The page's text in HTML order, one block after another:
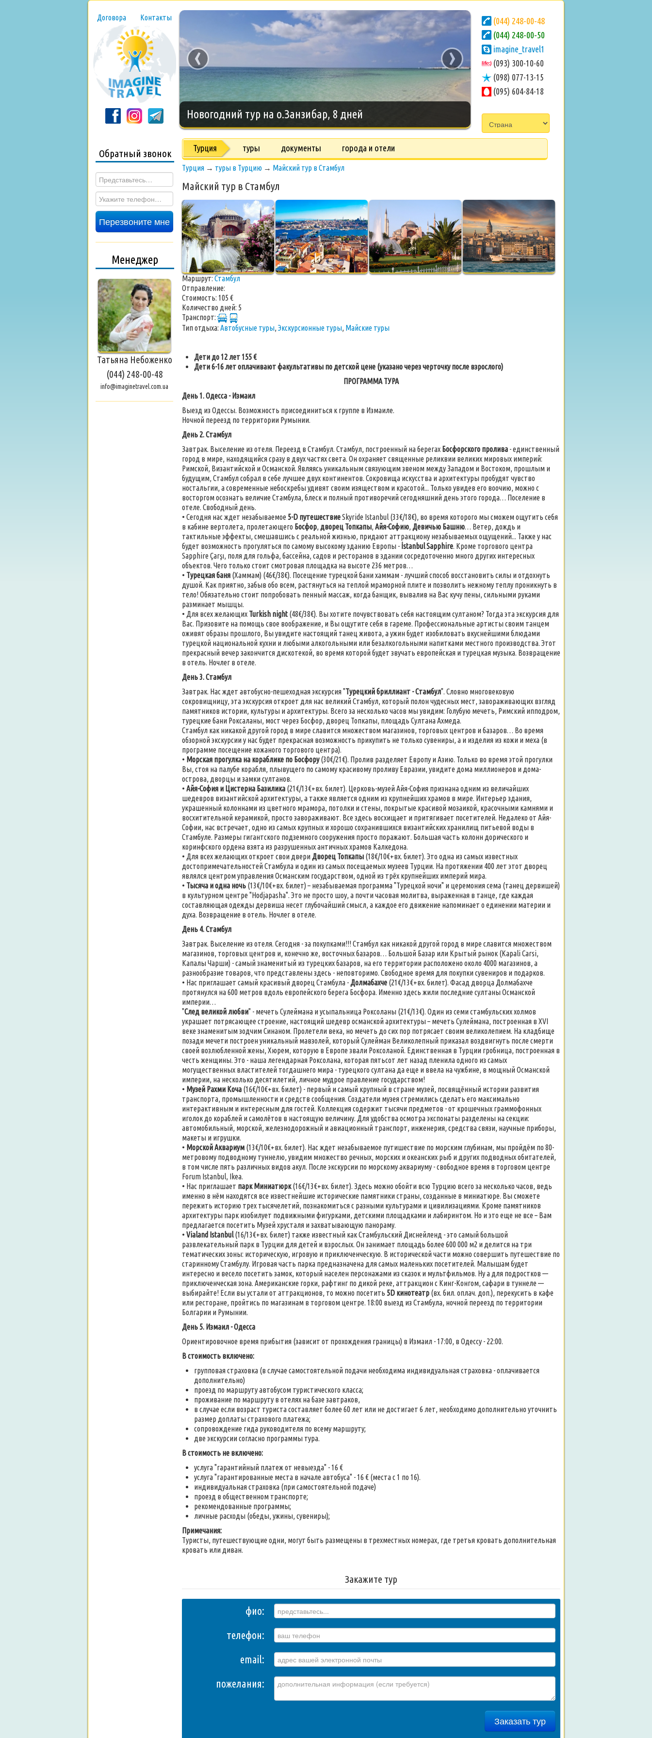
Договора Контакты
Новогодний тур на о.Занзибар, 8 дней
‹ ›
(044) 248-00-48
(044) 248-00-50
imagine_travel1
(093) 300-10-60
(098) 077-13-15
(095) 604-84-18
Обратный звонок
Перезвоните мне
Менеджер
Татьяна Небоженко
(044) 248-00-48
info@imaginetravel.com.ua
Турция туры документы города и отели
Турция → туры в Турцию → Майский тур в Стамбул
Майский тур в Стамбул
Маршрут: Стамбул
Отправление:
Стоимость: 105 €
Количество дней: 5
Транспорт:
Тип отдыха: Автобусные туры,Экскурсионные туры, Майские туры
Дети до 12 лет 155 €
Дети 6-16 лет оплачивают факультативы по детской цене (указано через черточку после взрослого)
ПРОГРАММА ТУРА
День 1.Одесса - Измаил
Выезд из Одессы. Возможность присоединиться к группе в Измаиле.
Ночной переезд по территории Румынии.
День 2. Стамбул
Завтрак. Выселение из отеля. Переезд в Стамбул. Стамбул, построенный на берегах Босфорского пролива - единственный
город в мире, находящийся сразу в двух частях света. Он охраняет священные реликвии великих мировых империй:
Римской, Византийской и Османской. Являясь уникальным связующим звеном между Западом и Востоком, прошлым и
будущим, Стамбул собрал в себе лучшее двух континентов. Сокровища искусства и архитектуры пробудят чувство
ностальгии, а современные небоскребы удивят своим изяществом и красотой... Только увидев его воочию, можно с
восторгом осознать величие Стамбула, блеск и полный противоречий сегодняшний день этого города… Поселение в
отеле. Свободный день.
• Сегодня нас ждет незабываемое 5-D путешествиеSkyride Istanbul (33€/18€), во время которого мы сможем ощутить себя
в кабине вертолета, пролетающего Босфор,дворец Топкапы,Айя-Софию,Девичью Башню… Ветер, дождь и
тактильные эффекты, смешавшись с реальной жизнью, придают аттракциону незабываемых ощущений... Также у нас
будет возможность прогуляться по самому высокому зданию Европы - İstanbul Sapphire. Кроме торгового центра
Sapphire Çarşı, поля для гольфа, бассейна, садов и ресторанов в здании сосредоточенно много других интересных
объектов. Чего только стоит смотровая площадка на высоте 236 метров…
• Турецкая баня (Хаммам) (46€/38€). Посещение турецкой бани хаммам - лучший способ восстановить силы и отдохнуть
душой. Как приятно, забыв обо всем, растянуться на теплой мраморной плите и позволить нежному теплу проникнуть в
тело! Обязательно стоит попробовать пенный массаж, когда банщик, вывалив на Вас кучу пены, сильными руками
разминает мышцы.
• Для всех желающих Turkish night (48€/38€). Вы хотите почувствовать себя настоящим султаном? Тогда эта экскурсия для
Вас. Призовите на помощь свое воображение, и Вы ощутите себя в гареме. Профессиональные артисты своим танцем
оживят образы прошлого, Вы увидите настоящий танец живота, а ужин будет изобиловать вкуснейшими блюдами
турецкой национальной кухни и любыми алкогольными или безалкогольными напитками местного производства. Этот
прекрасный вечер закончится дискотекой, во время которой будет звучать европейская и турецкая музыка. Возвращение
в отель. Ночлег в отеле.
День 3. Стамбул
Завтрак. Нас ждет автобусно-пешеходная экскурсия "Турецкий бриллиант - Стамбул". Словно многовековую
сокровищницу, эта экскурсия откроет для нас великий Стамбул, который полон чудесных мест, завораживающих взгляд
памятников истории, культуры и архитектуры. Всего за несколько часов мы увидим: Голубую мечеть, Римский ипподром,
турецкие бани Роксаланы, мост через Босфор, дворец Топкапы, площадь Султана Ахмеда.
Стамбул как никакой другой город в мире славится множеством магазинов, торговых центров и базаров… Во время
обзорной экскурсии у нас будет прекрасная возможность прикупить не только сувениры, а и изделия из кожи и меха (в
программе посещение кожаного торгового центра).
• Морская прогулка на кораблике по Босфору(30€/21€). Пролив разделяет Европу и Азию. Только во время этой прогулки
Вы, стоя на палубе корабля, плывущего по самому красивому проливу Евразии, увидите дома миллионеров и дома-
острова, дворцы и замки султанов.
• Айя-София и Цистерна Базилика (21€/13€+вх. билет). Церковь-музей Айя-София признана одним из величайших
шедевров византийской архитектуры, а также является одним из крупнейших храмов в мире. Интерьер здания,
украшенный колоннами из цветного мрамора, потолки и стены, покрытые красивой мозаикой, красочными камнями и
восхитительной керамикой, просто завораживают. Все здесь восхищает и притягивает посетителей. Недалеко от Айя-
Софии, нас встречает, одно из самых крупных и хорошо сохранившихся византийских хранилищ питьевой воды в
Стамбуле. Размеры гигантского подземного сооружения просто поражают. Большая часть колонн дорического и
коринфского ордена взята из разрушенных античных храмов Калкедона.
• Для всех желающих откроет свои двериДворец Топкапы (18€/10€+вх. билет). Это одна из самых известных
достопримечательностей Стамбула и один из самых посещаемых музеев Турции. На протяжении 400 лет этот дворец
являлся центром управления Османским государством, одной из трёх крупнейших империй мира.
• Тысяча и одна ночь (13€/10€+вх. билет) – незабываемая программа "Турецкой ночи" и церемония сема (танец дервишей)
в культурном центре "Hodjapasha". Это не просто шоу, а почти часовая молитва, выраженная в танце, где каждая
составляющая одежды дервиша несет глубочайший смысл, а каждое его движение напоминает о единении материи и
духа. Возвращение в отель. Ночлег в отеле.
День 4. Стамбул
Завтрак. Выселение из отеля. Сегодня - за покупками!!! Стамбул как никакой другой город в мире славится множеством
магазинов, торговых центров и, конечно же, восточных базаров… Большой Базар или Крытый рынок (Kapali Carsi,
Капалы Чарши) - самый знаменитый из турецких базаров, на его территории расположено около 4000 магазинов, а
разнообразие товаров, что представлены здесь - неповторимо. Свободное время для покупки сувениров и подарков.
• Нас приглашает самый красивый дворец Стамбула -Долмабахче (21€/13€+вх. билет). Фасад дворца Долмабахче
протянулся на 600 метров вдоль европейского берега Босфора. Именно здесь жили последние султаны Османской
империи…
"След великой любви" - мечеть Сулеймана и усыпальница Роксоланы (21€/13€). Один из семи стамбульских холмов
украшает потрясающее строение, настоящий шедевр османской архитектуры – мечеть Сулеймана, построенная в XVI
веке знаменитым зодчим Синаном. Пролетели века, но мечеть до сих пор потрясает своим великолепием. На кладбище
позади мечети построен уникальный мавзолей, который Сулейман Великолепный приказал воздвигнуть после смерти
своей возлюбленной жены, Хюрем, которую в Европе звали Роксоланой. Единственная в Турции гробница, построенная в
честь женщины. Это - наша легендарная Роксолана, которая пятьсот лет назад пленила одного из самых
могущественных властителей тогдашнего мира - турецкого султана да еще и ввела на чужбине, в мощный Османской
империи, на несколько десятилетий, личное мудрое правление государством!
• Музей Рахми Коча (16€/10€+вх. билет) - первый и самый крупный в стране музей, посвящённый истории развития
транспорта, промышленности и средств сообщения. Создатели музея стремились сделать его максимально
интерактивным и интересным для гостей. Коллекция содержит тысячи предметов - от крошечных граммофонных
иголок до кораблей и самолётов в настоящую величину. Для удобства осмотра экспонаты разделены на секции:
автомобильный, морской, железнодорожный и авиационный транспорт, инженерия, средства связи, научные приборы,
макеты и игрушки.
• Морской Аквариум (13€/10€+вх. билет). Нас ждет незабываемое путишествие по морским глубинам, мы пройдём по 80-
метровому подводному туннелю, увидим множество речных, морских и океанских рыб и других подводных обитателей,
в том числе пять различных видов акул. После экскурсии по морскому аквариуму - свободное время в торговом центре
Forum Istanbul, Ikea.
• Нас приглашает парк Миниатюрк(16€/13€+вх. билет). Здесь можно обойти всю Турцию всего за несколько часов, ведь
именно в нём находятся все известнейшие исторические памятники страны, созданные в миниатюре. Вы сможете
пережить историю трех тысячелетий, познакомиться с разными культурами и цивилизациями. Кроме памятников
архитектуры парк изобилует подвижными фигурками, детскими площадками и лабиринтом. Но и это еще не все – Вам
предлагается посетить Музей хрусталя и захватывающую панораму.
• Vialand Istanbul(16/13€+вх. билет) также известный как Стамбульский Диснейленд - это самый большой
развлекательный парк в Турции для детей и взрослых. Он занимает площадь более 600 000 м2 и делится на три
тематических зоны: историческую, игровую и приключенческую. В исторической части можно совершить путешествие по
старинному Стамбулу. Игровая часть парка предназначена для самых маленьких посетителей. Малышам будет
интересно и весело посетить замок, который населен персонажами из сказок и мультфильмов. Ну а для подростков —
приключенческая зона. Американские горки, рафтинг по дикой реке, аттракцион с Кинг-Конгом, сафари в туннеле —
выбирайте! Если вы устали от аттракционов, то можно посетить 5D кинотеатр (вх. бил. оплач. доп.), перекусить в кафе
или ресторане, пройтись по магазинам в торговом центре. 18:00 выезд из Стамбула, ночной переезд по территории
Болгарии и Румынии.
День 5. Измаил - Одесса
Ориентировочное время прибытия (зависит от прохождения границы) в Измаил - 17:00, в Одессу - 22:00.
В стоимость включено:
групповая страховка (в случае самостоятельной подачи необходима индивидуальная страховка - оплачивается
дополнительно)
проезд по маршруту автобусом туристического класса;
проживание по маршруту в отелях на базе завтраков,
в случае если возраст туриста составляет более 60 лет или не достигает 6 лет, необходимо дополнительно уточнить
размер доплаты страхового платежа;
сопровождение гида руководителя по всему маршруту;
две экскурсии согласно программы тура.
В стоимость не включено:
услуга "гарантийный платеж от невыезда" - 16 €
услуга "гарантированные места в начале автобуса" - 16 € (места с 1 по 16).
индивидуальная страховка (при самостоятельной подаче)
проезд в общественном транспорте;
рекомендованные программы;
личные расходы (обеды, ужины, сувениры);
Примечания:
Туристы, путешествующие одни, могут быть размещены в трехместных номерах, где третья кровать дополнительная
кровать или диван.
Закажите тур
фио:
телефон:
email:
пожелания:
Заказать тур